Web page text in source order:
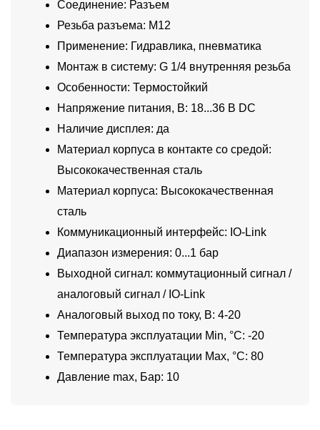
Соединение: Разъем
Резьба разъема: M12
Применение: Гидравлика, пневматика
Монтаж в систему: G 1/4 внутренняя резьба
Особенности: Термостойкий
Напряжение питания, В: 18...36 В DC
Наличие дисплея: да
Материал корпуса в контакте со средой:
Высококачественная сталь
Материал корпуса: Высококачественная
сталь
Коммуникационный интерфейс: IO-Link
Диапазон измерения: 0...1 бар
Выходной сигнал: коммутационный сигнал /
аналоговый сигнал / IO-Link
Аналоговый выход по току, В: 4-20
Температура эксплуатации Min, °C: -20
Температура эксплуатации Max, °C: 80
Давление max, Бар: 10